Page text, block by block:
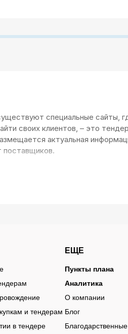
специальные сайты,
своих клиентов, – это
актуальная
поставщиков.
и тендерам
в тендере
ЕЩЕ
Пункты плана
Аналитика
О компании
Блог